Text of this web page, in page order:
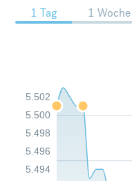
1 Tag 1 Woche
5.494
5.496
5.498
5.500
5.502